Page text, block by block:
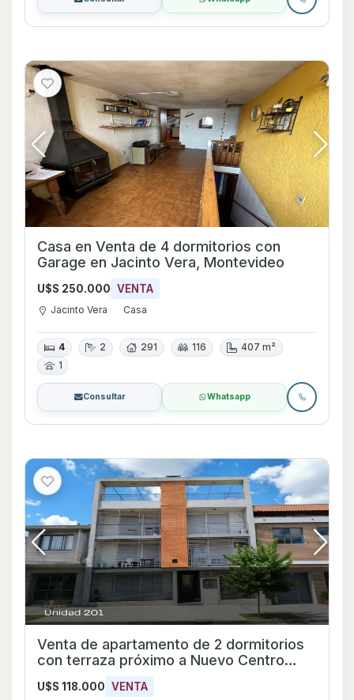
Casa en Venta de 4 dormitorios con
Garage en Jacinto Vera, Montevideo
U$S 250.000 VENTA
Jacinto Vera Casa
4 2 291 116
407 m²
1
Consultar Whatsapp
Venta de apartamento de 2 dormitorios
con terraza próximo a Nuevo Centro
U$S 118.000 VENTA